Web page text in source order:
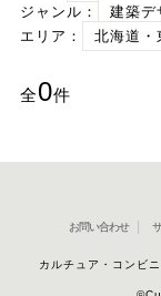
ジャンル：
建築デ
エリア：
北海道・
全0件
お問い合わせ
カルチュア・コンビ